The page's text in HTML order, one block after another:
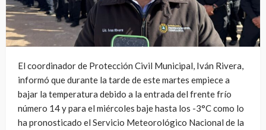
El coordinador de Protección Civil Municipal, Iván Rivera,
informó que durante la tarde de este martes empiece a
bajar la temperatura debido a la entrada del frente frío
número 14 y para el miércoles baje hasta los -3°C como lo
ha pronosticado el Servicio Meteorológico Nacional de la